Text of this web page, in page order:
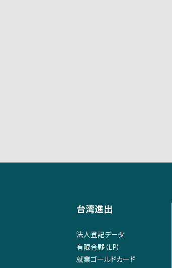
台湾進出
法人登記データ
有限合夥（LP）
就業ゴールドカード